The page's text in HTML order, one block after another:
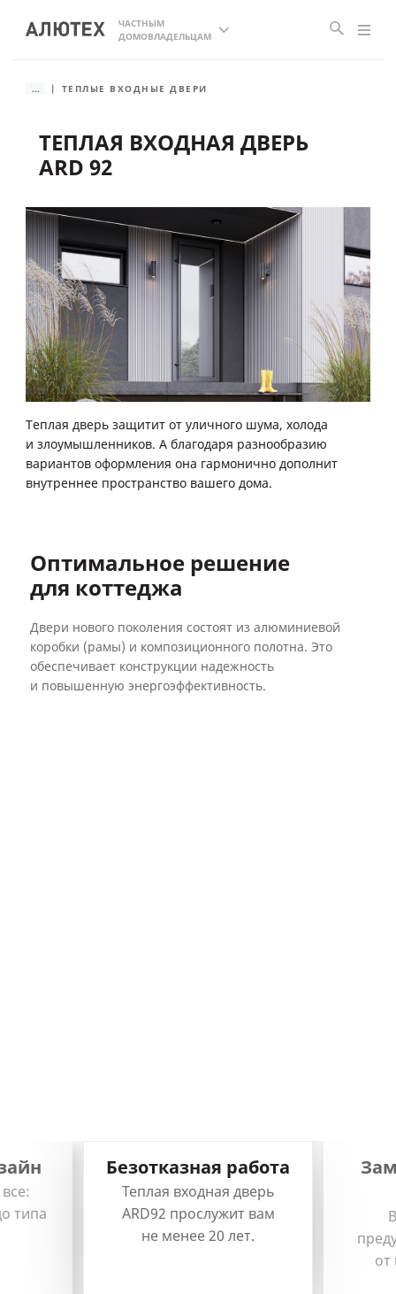
ЧАСТНЫМ
ДОМОВЛАДЕЛЬЦАМ
ТЕПЛАЯ ВХОДНАЯ ДВЕРЬ
ARD 92
Теплая дверь защитит от уличного шума, холода
и злоумышленников. А благодаря разнообразию
вариантов оформления она гармонично дополнит
внутреннее пространство вашего дома.
... ТЕПЛЫЕ ВХОДНЫЕ ДВЕРИ
Оптимальное решение
для коттеджа
Двери нового поколения состоят из алюминиевой
коробки (рамы) и композиционного полотна. Это
обеспечивает конструкции надежность
и повышенную энергоэффективность.
типа
Безотказная работа
Теплая входная дверь
ARD92 прослужит вам
не менее 20 лет.
от